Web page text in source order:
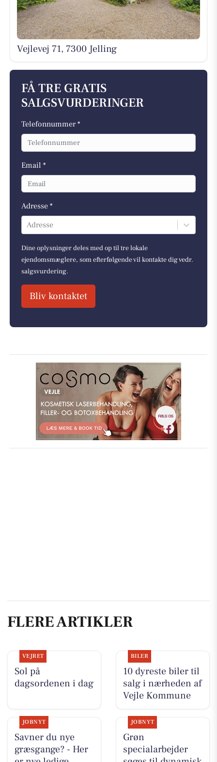
Vejlevej 71, 7300 Jelling
FÅ TRE GRATIS
SALGSVURDERINGER
Telefonnummer *
Email *
Adresse *
Adresse
Dine oplysninger deles med op til tre lokale
ejendomsmæglere, som efterfølgende vil kontakte dig vedr.
salgsvurdering.
Bliv kontaktet
FLERE ARTIKLER
VEJRET
Sol på
dagsordenen i dag
BILER
10 dyreste biler til
salg i nærheden af
Vejle Kommune
JOBNYT
Savner du nye
græsgange? - Her
JOBNYT
Grøn
specialarbejder